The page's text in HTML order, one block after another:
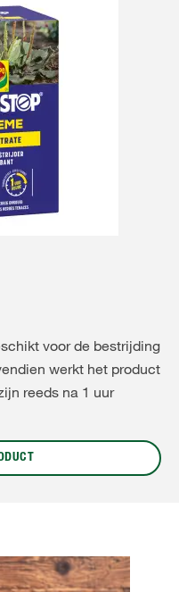
voor de bestrijding
werkt het product
reeds na 1 uur